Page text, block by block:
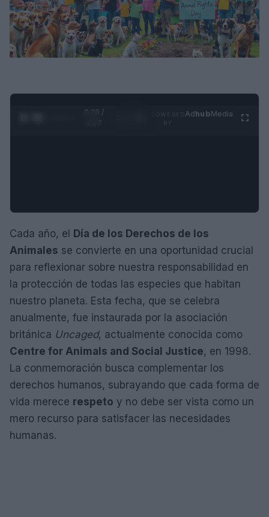
0:29 /
AdhubMedia
Cada año, el Día de los Derechos de los
Animales se convierte en una oportunidad crucial
para reflexionar sobre nuestra responsabilidad en
la protección de todas las especies que habitan
nuestro planeta. Esta fecha, que se celebra
anualmente, fue instaurada por la asociación
británica Uncaged, actualmente conocida como
Centre for Animals and Social Justice, en 1998.
La conmemoración busca complementar los
derechos humanos, subrayando que cada forma de
vida merece respeto y no debe ser vista como un
mero recurso para satisfacer las necesidades
humanas.